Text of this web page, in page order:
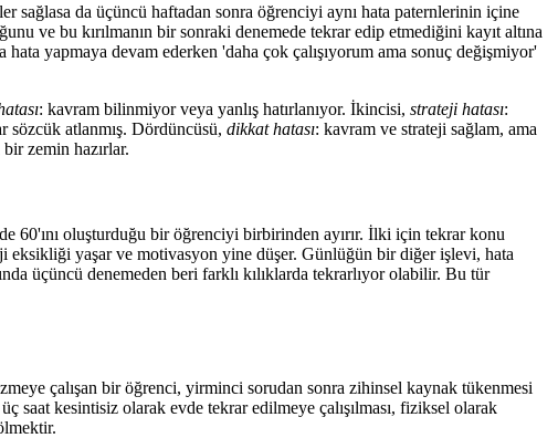
sağlasa da üçüncü haftadan sonra öğrenciyi aynı hata paternlerinin içine
ve bu kırılmanın bir sonraki denemede tekrar edip etmediğini kayıt altına
yapmaya devam ederken 'daha çok çalışıyorum ama sonuç değişmiyor'
: kavram bilinmiyor veya yanlış hatırlanıyor. İkincisi, strateji hatası:
sözcük atlanmış. Dördüncüsü, dikkat hatası: kavram ve strateji sağlam, ama
zemin hazırlar.
60'ını oluşturduğu bir öğrenciyi birbirinden ayırır. İlki için tekrar konu
eksikliği yaşar ve motivasyon yine düşer. Günlüğün bir diğer işlevi, hata
üçüncü denemeden beri farklı kılıklarda tekrarlıyor olabilir. Bu tür
çalışan bir öğrenci, yirminci sorudan sonra zihinsel kaynak tükenmesi
saat kesintisiz olarak evde tekrar edilmeye çalışılması, fiziksel olarak